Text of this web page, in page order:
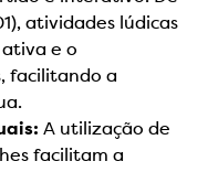
atividades lúdicas
e o
facilitando a
A utilização de
facilitam a